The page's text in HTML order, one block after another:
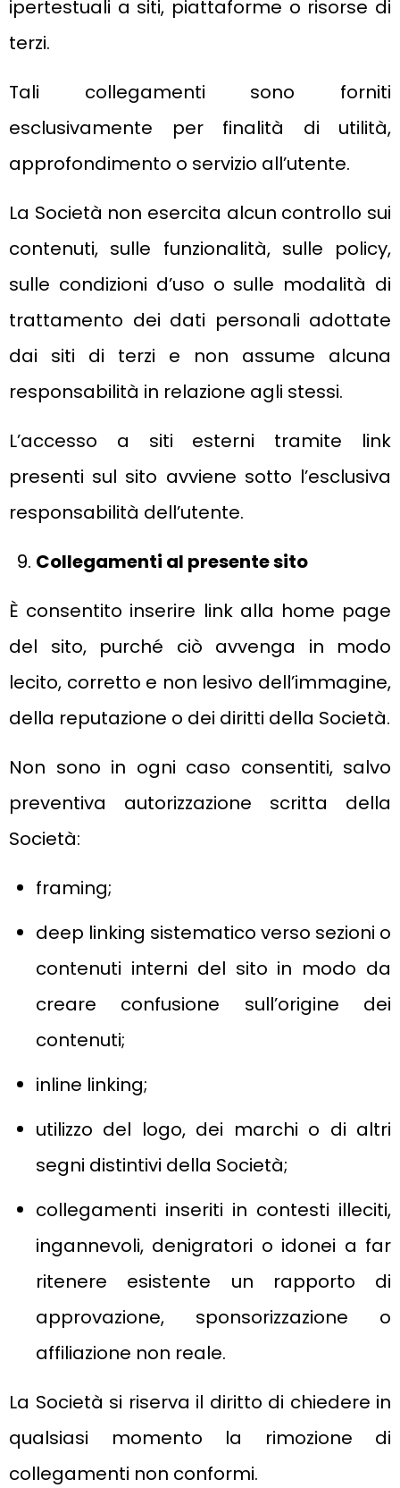
ipertestuali a siti, piattaforme o risorse di
terzi.
Tali collegamenti sono forniti
esclusivamente per finalità di utilità,
approfondimento o servizio all’utente.
La Società non esercita alcun controllo sui
contenuti, sulle funzionalità, sulle policy,
sulle condizioni d’uso o sulle modalità di
trattamento dei dati personali adottate
dai siti di terzi e non assume alcuna
responsabilità in relazione agli stessi.
L’accesso a siti esterni tramite link
presenti sul sito avviene sotto l’esclusiva
responsabilità dell’utente.
Collegamenti al presente sito
È consentito inserire link alla home page
del sito, purché ciò avvenga in modo
lecito, corretto e non lesivo dell’immagine,
della reputazione o dei diritti della Società.
Non sono in ogni caso consentiti, salvo
preventiva autorizzazione scritta della
Società:
framing;
deep linking sistematico verso sezioni o
contenuti interni del sito in modo da
creare confusione sull’origine dei
contenuti;
inline linking;
utilizzo del logo, dei marchi o di altri
segni distintivi della Società;
collegamenti inseriti in contesti illeciti,
ingannevoli, denigratori o idonei a far
ritenere esistente un rapporto di
approvazione, sponsorizzazione o
affiliazione non reale.
La Società si riserva il diritto di chiedere in
qualsiasi momento la rimozione di
collegamenti non conformi.